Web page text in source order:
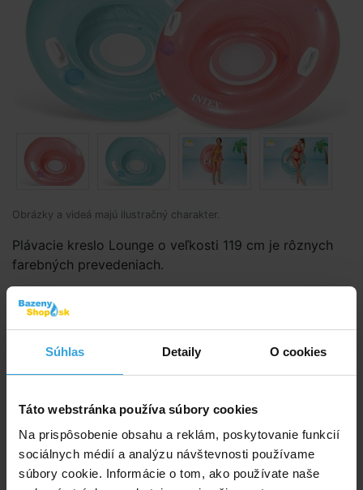
Súhlas Detaily O cookies
Táto webstránka používa súbory cookies
Na prispôsobenie obsahu a reklám, poskytovanie funkcií
sociálnych médií a analýzu návštevnosti používame
súbory cookie. Informácie o tom, ako používate naše
Obrázky a videá majú ilustračný charakter.
Plávacie kreslo Lounge o veľkosti 119 cm je rôznych
farebných prevedeniach.
Kód produktu:
Značka: INTEX
Podrobný popis